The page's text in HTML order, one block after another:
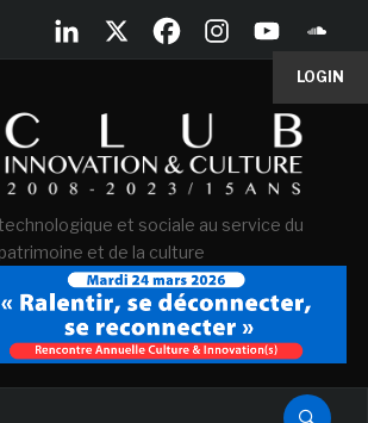
LOGIN
et sociale au service du
patrimoine et de la culture